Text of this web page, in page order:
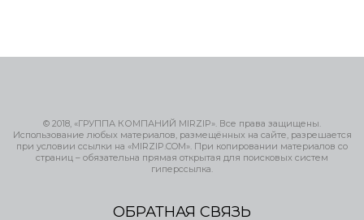
© 2018, «ГРУППА КОМПАНИЙ MIRZIP». Все права защищены.
Использование любых материалов, размещённых на сайте, разрешается
при условии ссылки на «MIRZIP.COM». При копировании материалов со
страниц – обязательна прямая открытая для поисковых систем
гиперссылка.
ОБРАТНАЯ СВЯЗЬ